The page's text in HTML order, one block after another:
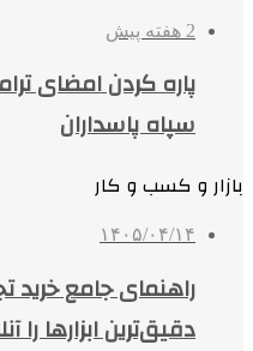
2 هفته پیش
پاره کردن امضای
سپاه پاسداران
بازار و کسب و کار
۱۴۰۵/۰۴/۱۴
راهنمای جامع خرید
دقیق‌ترین ابزارها را